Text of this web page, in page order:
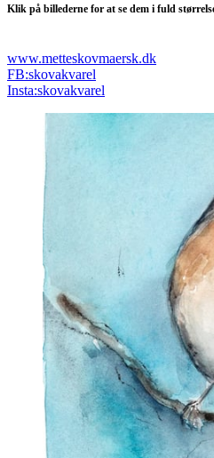
Klik på billederne for at se dem i fuld
www.metteskovmaersk.dk
FB:skovakvarel
Insta:skovakvarel